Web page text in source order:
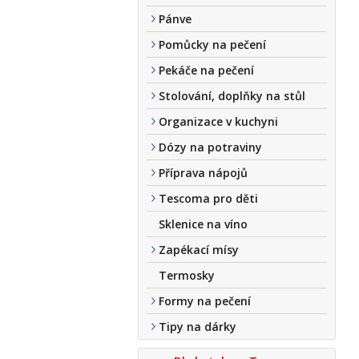
Pánve
Pomůcky na pečení
Pekáče na pečení
Stolování, doplňky na stůl
Organizace v kuchyni
Dózy na potraviny
Příprava nápojů
Tescoma pro děti
Sklenice na víno
Zapékací mísy
Termosky
Formy na pečení
Tipy na dárky